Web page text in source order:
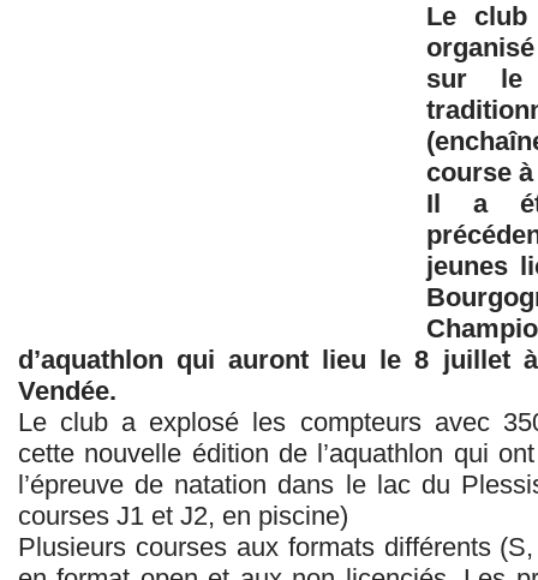
Le club
sur le
course
Il a
jeunes
d’aquathlon qui auront lieu le 8 juillet
Vendée.
Le club a explosé les compteurs avec
cette nouvelle édition de l’aquathlon qui
l’épreuve de natation dans le lac du
courses J1 et J2, en piscine)
Plusieurs courses aux formats différents